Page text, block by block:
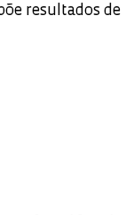
resultados de